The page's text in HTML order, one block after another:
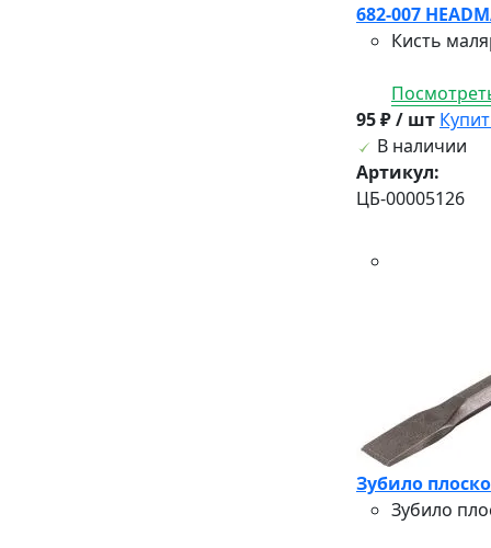
682-007
Кисть
95 ₽ / шт
В наличии
Артикул:
ЦБ-00005126
Зубило
Зубило